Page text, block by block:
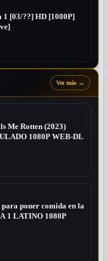
1 [03/??] HD [1080P]
Ver más →
Me Rotten (2023)
1080P WEB-DL
poner comida en la
1 LATINO 1080P